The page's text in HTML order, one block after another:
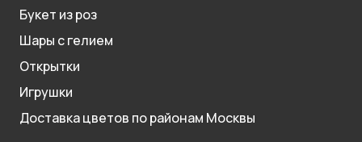
Букет из роз
Шары с гелием
Открытки
Игрушки
Доставка цветов по районам Москвы